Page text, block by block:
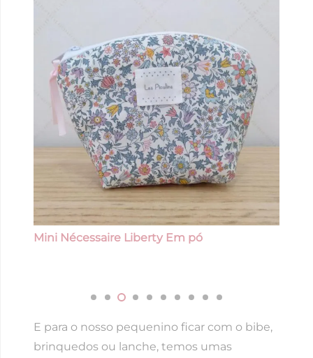
Mini Nécessaire Liberty Em pó
E para o nosso pequenino ficar com o bibe,
brinquedos ou lanche, temos umas